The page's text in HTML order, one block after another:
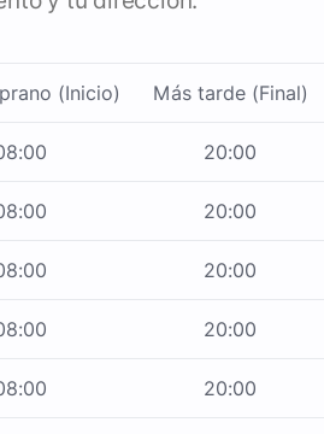
(Inicio) Más tarde (Final)
20:00
20:00
20:00
20:00
20:00